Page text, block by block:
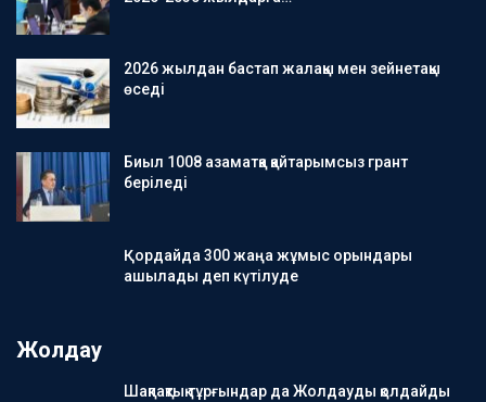
2026 жылдан бастап жалақы мен зейнетақы
өседі
Биыл 1008 азаматқа қайтарымсыз грант
беріледі
Қордайда 300 жаңа жұмыс орындары
ашылады деп күтілуде
Жолдау
Шақпақтық тұрғындар да Жолдауды қолдайды